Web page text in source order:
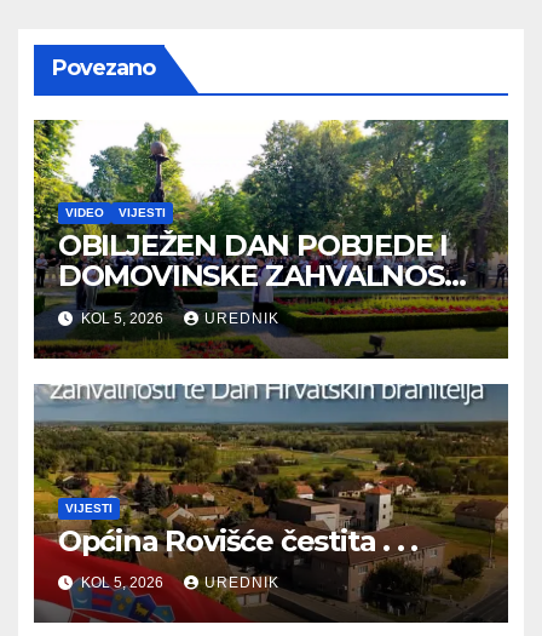
Povezano
VIDEO VIJESTI
OBILJEŽEN DAN POBJEDE I
DOMOVINSKE ZAHVALNOSTI
TE DAN HRVATSKIH
BRANITELJA
KOL 5, 2026 UREDNIK
VIJESTI
Općina Rovišće čestita . . .
KOL 5, 2026 UREDNIK